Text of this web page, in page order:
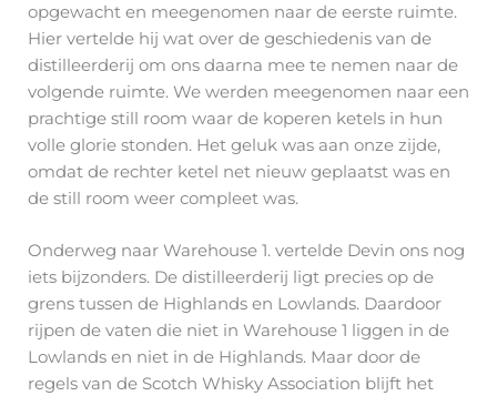
opgewacht en meegenomen naar de eerste ruimte.
Hier vertelde hij wat over de geschiedenis van de
distilleerderij om ons daarna mee te nemen naar de
volgende ruimte. We werden meegenomen naar een
prachtige still room waar de koperen ketels in hun
volle glorie stonden. Het geluk was aan onze zijde,
omdat de rechter ketel net nieuw geplaatst was en
de still room weer compleet was.
Onderweg naar Warehouse 1. vertelde Devin ons nog
iets bijzonders. De distilleerderij ligt precies op de
grens tussen de Highlands en Lowlands. Daardoor
rijpen de vaten die niet in Warehouse 1 liggen in de
Lowlands en niet in de Highlands. Maar door de
regels van de Scotch Whisky Association blijft het